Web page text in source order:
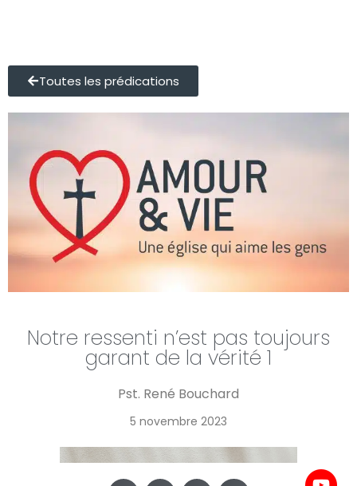
Toutes les prédications
Notre ressenti n’est pas toujours
garant de la vérité 1
Pst. René Bouchard
5 novembre 2023